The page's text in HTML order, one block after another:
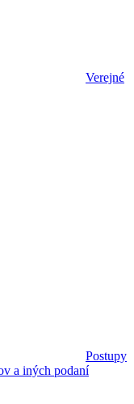
Verejné
Postupy
a iných podaní